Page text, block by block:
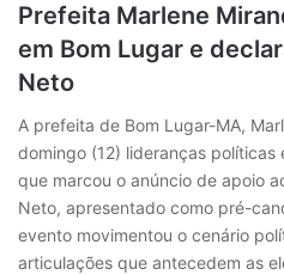
Prefeita Marlene
em Bom Lugar e
Neto
A prefeita de Bom Lugar-MA,
domingo (12) lideranças
que marcou o anúncio de apoio
Neto, apresentado como pré-
evento movimentou o cenário
articulações que antecedem as